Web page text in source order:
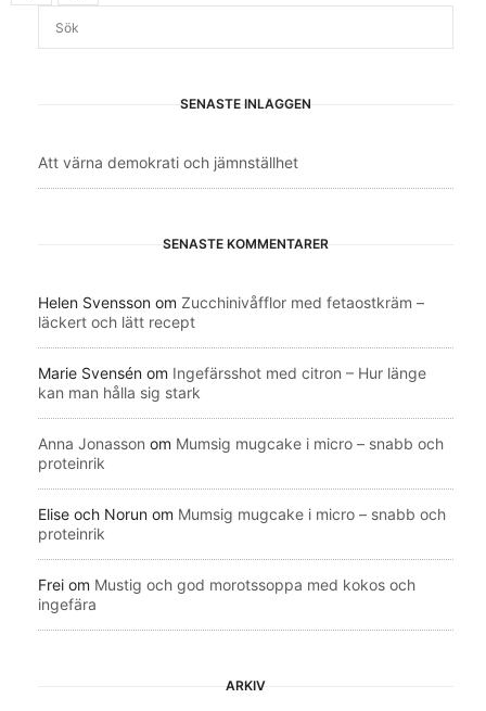
SENASTE INLÄGGEN
Att värna demokrati och jämnställhet
SENASTE KOMMENTARER
Helen Svensson om Zucchinivåfflor med fetaostkräm –
läckert och lätt recept
Marie Svensén om Ingefärsshot med citron – Hur länge
kan man hålla sig stark
Anna Jonasson om Mumsig mugcake i micro – snabb och
proteinrik
Elise och Norun om Mumsig mugcake i micro – snabb och
proteinrik
Frei om Mustig och god morotssoppa med kokos och
ingefära
ARKIV